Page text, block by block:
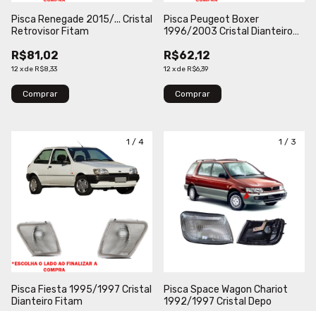
Pisca Renegade 2015/... Cristal
Retrovisor Fitam
R$81,02
12xde R$8,33
Comprar
Pisca Peugeot Boxer
1996/2003 Cristal Dianteiro
R$62,12
12xde R$6,39
Comprar
1 / 4
Pisca Fiesta 1995/1997 Cristal
Dianteiro Fitam
1 / 3
Pisca Space Wagon Chariot
1992/1997 Cristal Depo